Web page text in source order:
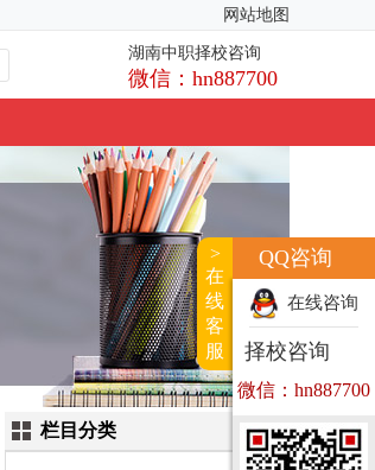
网站地图
湖南中职择校咨询
微信：hn887700
栏目分类
>
在
线
客
服
QQ咨询
在线咨询
择校咨询
微信：hn887700